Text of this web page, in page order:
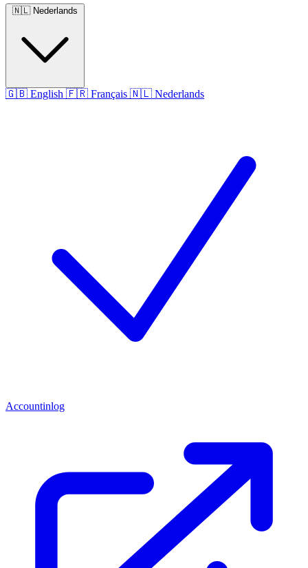
🇳🇱
🇬🇧 English 🇫🇷 Français 🇳🇱 Nederlands
Accountinlog